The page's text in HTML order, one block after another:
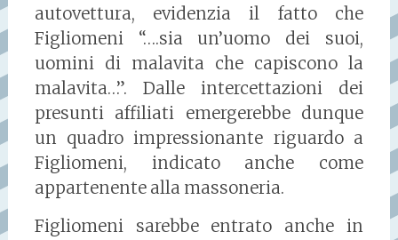
autovettura, evidenzia il fatto che
Figliomeni “….sia un’uomo dei suoi,
uomini di malavita che capiscono la
malavita…”. Dalle intercettazioni dei
presunti affiliati emergerebbe dunque
un quadro impressionante riguardo a
Figliomeni, indicato anche come
appartenente alla massoneria.
Figliomeni sarebbe entrato anche in